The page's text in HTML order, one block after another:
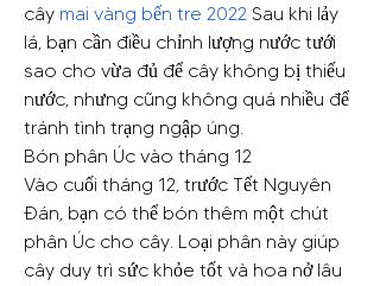
cây mai vàng bến tre 2022 Sau khi lảy
lá, bạn cần điều chỉnh lượng nước tưới
sao cho vừa đủ để cây không bị thiếu
nước, nhưng cũng không quá nhiều để
tránh tình trạng ngập úng.
Bón phân Úc vào tháng 12
Vào cuối tháng 12, trước Tết Nguyên
Đán, bạn có thể bón thêm một chút
phân Úc cho cây. Loại phân này giúp
cây duy trì sức khỏe tốt và hoa nở lâu